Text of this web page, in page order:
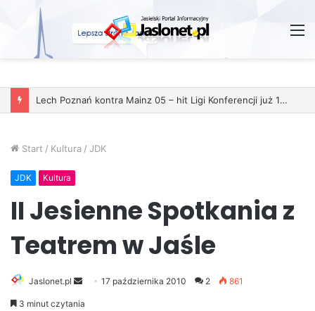
Lech Poznań kontra Mainz 05 – hit Ligi Konferencji już 11 grudnia
Start / Kultura / JDK
JDK Kultura
II Jesienne Spotkania z
Teatrem w Jaśle
Jaslonet.pl 17 października 2010 2 861
3 minut czytania